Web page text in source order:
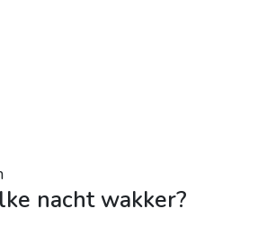
nacht wakker?